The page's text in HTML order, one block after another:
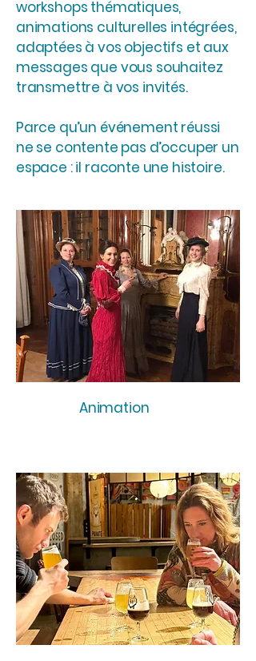
workshops thématiques,
animations culturelles intégrées,
adaptées à vos objectifs et aux
messages que vous souhaitez
transmettre à vos invités.
Parce qu’un événement réussi
ne se contente pas d’occuper un
espace : il raconte une histoire.
Animation